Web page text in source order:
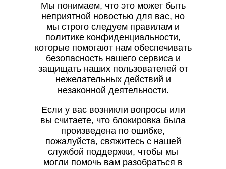
Мы понимаем, что это может быть
неприятной новостью для вас, но
мы строго следуем правилам и
политике конфиденциальности,
которые помогают нам обеспечивать
безопасность нашего сервиса и
защищать наших пользователей от
нежелательных действий и
незаконной деятельности.
Если у вас возникли вопросы или
вы считаете, что блокировка была
произведена по ошибке,
пожалуйста, свяжитесь с нашей
службой поддержки, чтобы мы
могли помочь вам разобраться в